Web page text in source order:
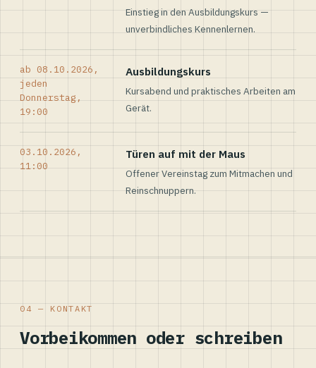
Einstieg in den Ausbildungskurs —
unverbindliches Kennenlernen.
ab 08.10.2026,
jeden
Donnerstag,
19:00
Ausbildungskurs
Kursabend und praktisches Arbeiten am
Gerät.
03.10.2026,
11:00
Türen auf mit der Maus
Offener Vereinstag zum Mitmachen und
Reinschnuppern.
04 — KONTAKT
Vorbeikommen oder schreiben